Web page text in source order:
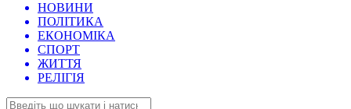
НОВИНИ
ПОЛІТИКА
ЕКОНОМІКА
СПОРТ
ЖИТТЯ
РЕЛІГІЯ